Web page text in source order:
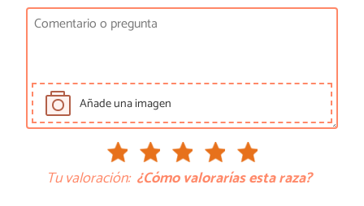
Añade una imagen
Tu valoración: ¿Cómo valorarías esta raza?